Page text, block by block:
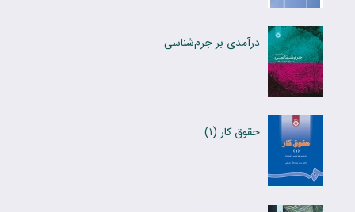
درآمدی بر جرم‌شناسی
حقوق کار (۱)